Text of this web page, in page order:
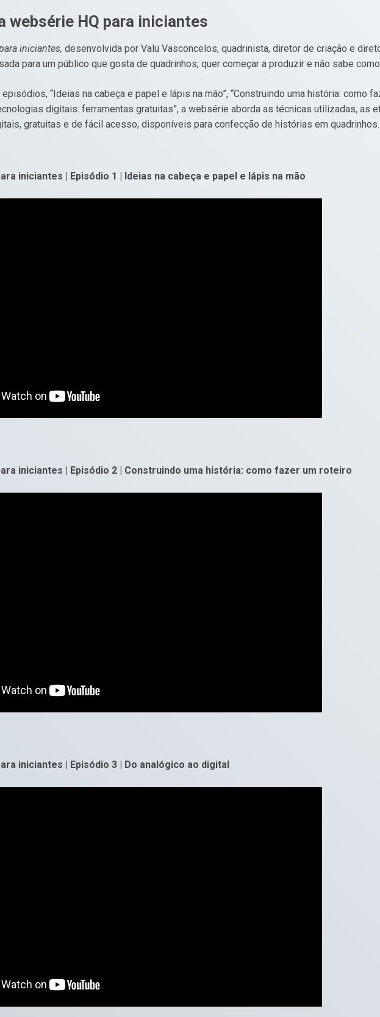
websérie HQ para iniciantes
iniciantes, desenvolvida por Valu Vasconcelos, quadrinista, diretor de criação e
para um público que gosta de quadrinhos, quer começar a produzir e não sabe
“Ideias na cabeça e papel e lápis na mão”, “Construindo uma história: como
digitais: ferramentas gratuitas”, a websérie aborda as técnicas utilizadas, as
gratuitas e de fácil acesso, disponíveis para confecção de histórias em quadrinhos.
iniciantes | Episódio 1 | Ideias na cabeça e papel e lápis na mão
iniciantes | Episódio 2 | Construindo uma história: como fazer um roteiro
iniciantes | Episódio 3 | Do analógico ao digital